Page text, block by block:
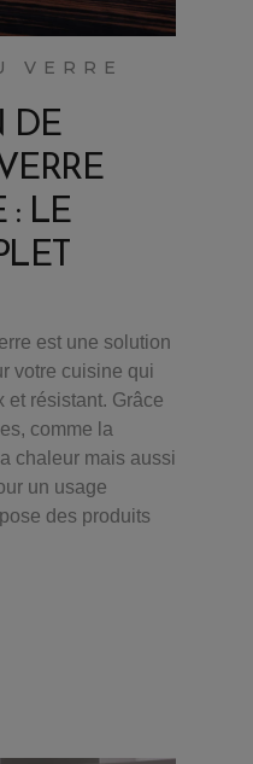
VERRE
DE
: LE
est une solution
votre cuisine qui
et résistant. Grâce
comme la
chaleur mais aussi
un usage
des produits